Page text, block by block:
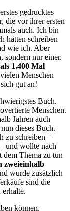
gedrucktes
die vor ihrer ersten
auch. Ich bin
hätten schreiben
wie ich. Aber
sondern nur einer.
1.400 Mal
Menschen
gut an!
Buch.
Menschen.
Jahren auch
dieses Buch.
zu schreiben –
– und wollte nach
dem Thema zu tun
zweieinhalb
wurde zusätzlich
sind die
können,